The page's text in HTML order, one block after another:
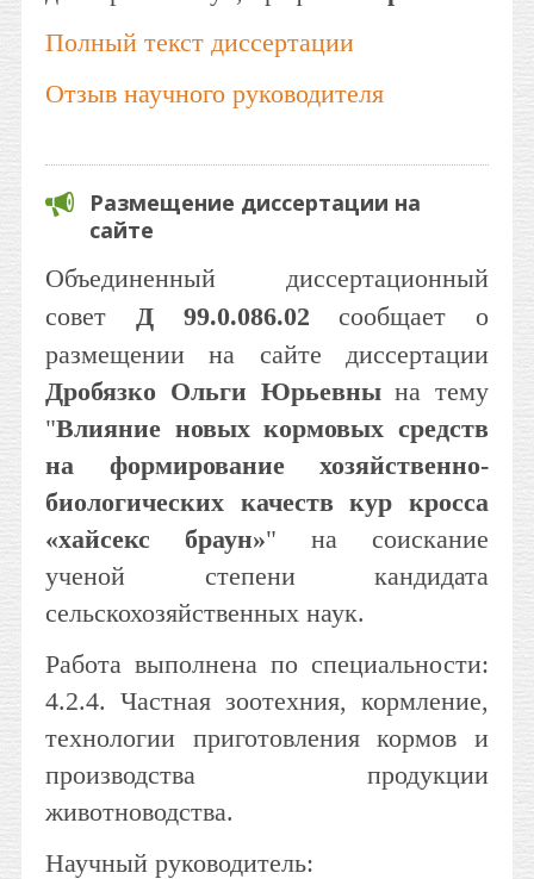
Полный текст диссертации
Отзыв научного руководителя
Размещение диссертации на
сайте
Объединенный диссертационный
совет Д 99.0.086.02 сообщает о
размещении на сайте диссертации
Дробязко Ольги Юрьевнына тему
"Влияние новых кормовых средств
на формирование хозяйственно-
биологических качеств кур кросса
«хайсекс браун»" на соискание
ученой степени кандидата
сельскохозяйственных наук.
Работа выполнена по специальности:
4.2.4. Частная зоотехния, кормление,
технологии приготовления кормов и
производства продукции
животноводства.
Научный руководитель: